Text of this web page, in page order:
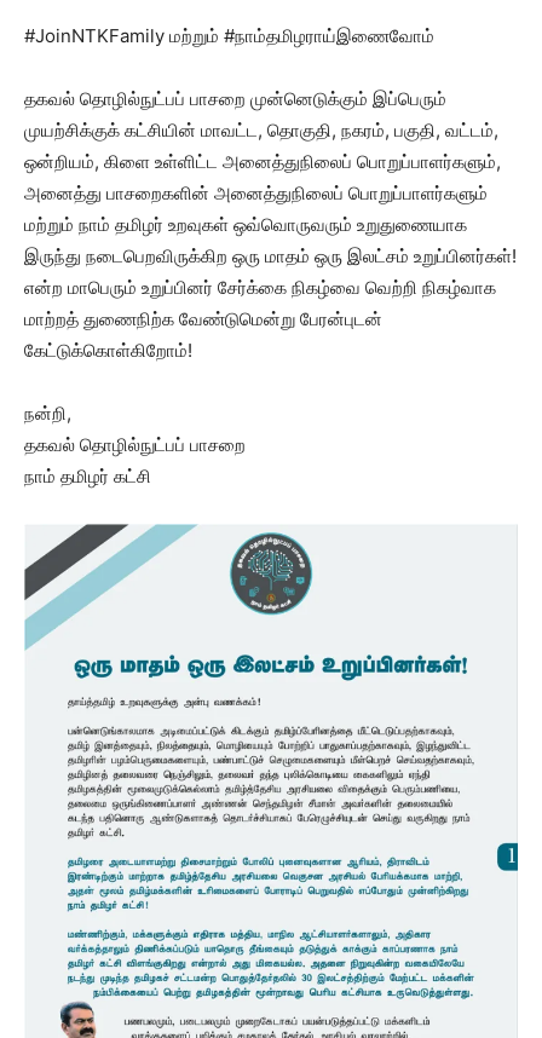
#JoinNTKFamily மற்றும் #நாம்தமிழராய்இணைவோம்
தகவல் தொழில்நுட்பப் பாசறை முன்னெடுக்கும் இப்பெரும்
முயற்சிக்குக் கட்சியின் மாவட்ட, தொகுதி, நகரம், பகுதி, வட்டம்,
ஒன்றியம், கிளை உள்ளிட்ட அனைத்துநிலைப் பொறுப்பாளர்களும்,
அனைத்து பாசறைகளின் அனைத்துநிலைப் பொறுப்பாளர்களும்
மற்றும் நாம் தமிழர் உறவுகள் ஒவ்வொருவரும் உறுதுணையாக
இருந்து நடைபெறவிருக்கிற ஒரு மாதம் ஒரு இலட்சம் உறுப்பினர்கள்!
என்ற மாபெரும் உறுப்பினர் சேர்க்கை நிகழ்வை வெற்றி நிகழ்வாக
மாற்றத் துணைநிற்க வேண்டுமென்று பேரன்புடன்
கேட்டுக்கொள்கிறோம்!
நன்றி,
தகவல் தொழில்நுட்பப் பாசறை
நாம் தமிழர் கட்சி